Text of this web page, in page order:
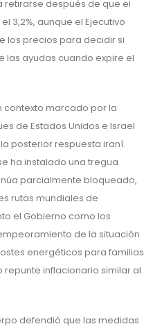
después de que el
3,2%, aunque el Ejecutivo
los precios para decidir si
las ayudas cuando expire el
contexto marcado por la
de Estados Unidos e Israel
posterior respuesta iraní.
ha instalado una tregua
parcialmente bloqueado,
rutas mundiales de
el Gobierno como los
de la situación
energéticos para familias
inflacionario similar al
defendió que las medidas